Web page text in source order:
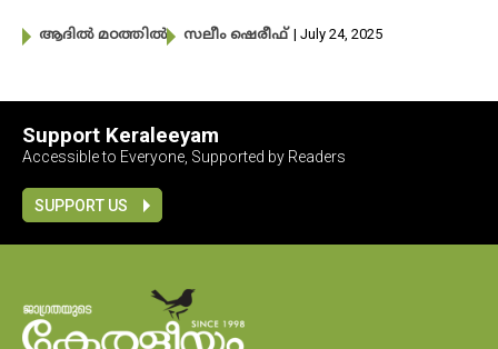
ആദിൽ മഠത്തിൽ സലീം ഷെരീഫ് | July 24, 2025
Support Keraleeyam
Accessible to Everyone, Supported by Readers
SUPPORT US